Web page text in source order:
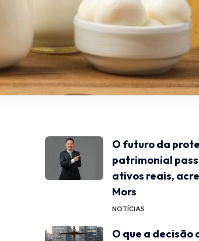
O futuro da
patrimonial
ativos reais,
Mors
NOTÍCIAS
O que a decisão